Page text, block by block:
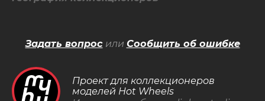
Проект для коллекционеров
моделей Hot Wheels
Задать вопросили Сообщить об ошибке